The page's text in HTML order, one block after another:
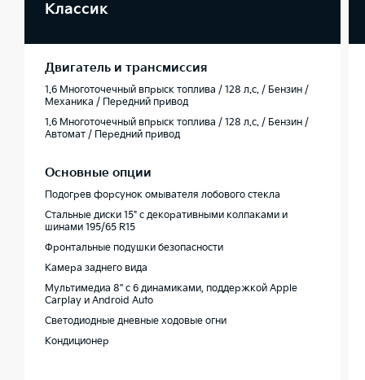
Классик
Двигатель и трансмиссия
1.6 Многоточечный впрыск топлива / 128 л.с. / Бензин /
Механика / Передний привод
1.6 Многоточечный впрыск топлива / 128 л.с. / Бензин /
Автомат / Передний привод
Основные опции
Подогрев форсунок омывателя лобового стекла
Стальные диски 15" с декоративными колпаками и
шинами 195/65 R15
Фронтальные подушки безопасности
Камера заднего вида
Мультимедиа 8'' с 6 динамиками, поддержкой Apple
Carplay и Android Auto
Светодиодные дневные ходовые огни
Кондиционер